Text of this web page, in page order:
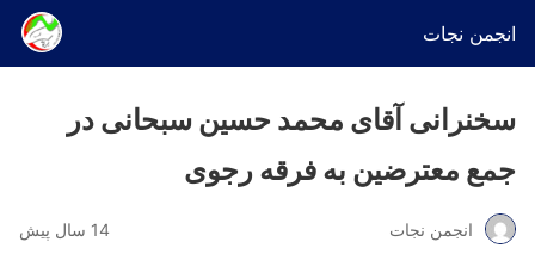
انجمن نجات
سخنرانی آقای محمد حسین سبحانی در
جمع معترضین به فرقه رجوی
انجمن نجات 14 سال پیش